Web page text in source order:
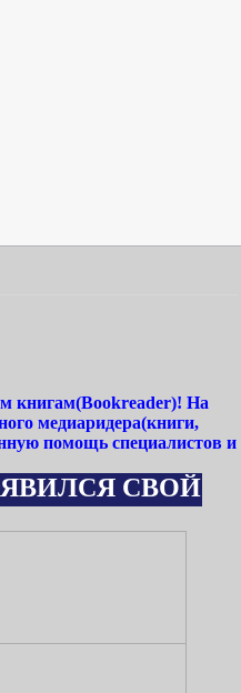
книгам(Bookreader)! На
медиаридера(книги,
помощь специалистов и
СВОЙ САЙТ